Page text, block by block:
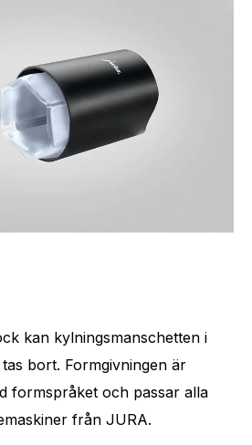
kan kylningsmanschetten i
bort. Formgivningen är
formspråket och passar alla
från JURA.